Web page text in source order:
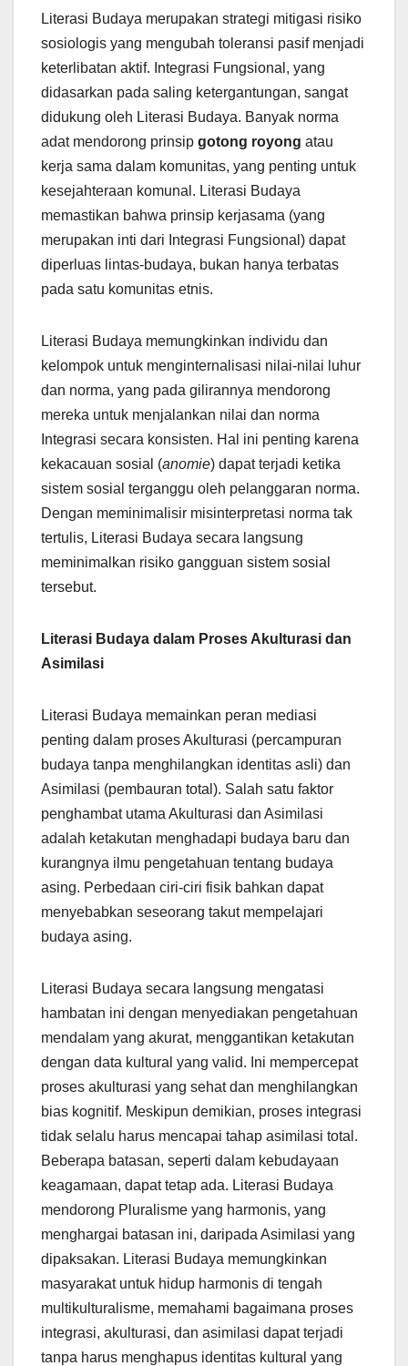
Literasi Budaya merupakan strategi mitigasi risiko
sosiologis yang mengubah toleransi pasif menjadi
keterlibatan aktif. Integrasi Fungsional, yang
didasarkan pada saling ketergantungan, sangat
didukung oleh Literasi Budaya. Banyak norma
adat mendorong prinsip gotong royong atau
kerja sama dalam komunitas, yang penting untuk
kesejahteraan komunal. Literasi Budaya
memastikan bahwa prinsip kerjasama (yang
merupakan inti dari Integrasi Fungsional) dapat
diperluas lintas-budaya, bukan hanya terbatas
pada satu komunitas etnis.
Literasi Budaya memungkinkan individu dan
kelompok untuk menginternalisasi nilai-nilai luhur
dan norma, yang pada gilirannya mendorong
mereka untuk menjalankan nilai dan norma
Integrasi secara konsisten. Hal ini penting karena
kekacauan sosial (anomie) dapat terjadi ketika
sistem sosial terganggu oleh pelanggaran norma.
Dengan meminimalisir misinterpretasi norma tak
tertulis, Literasi Budaya secara langsung
meminimalkan risiko gangguan sistem sosial
tersebut.
Literasi Budaya dalam Proses Akulturasi dan
Asimilasi
Literasi Budaya memainkan peran mediasi
penting dalam proses Akulturasi (percampuran
budaya tanpa menghilangkan identitas asli) dan
Asimilasi (pembauran total). Salah satu faktor
penghambat utama Akulturasi dan Asimilasi
adalah ketakutan menghadapi budaya baru dan
kurangnya ilmu pengetahuan tentang budaya
asing. Perbedaan ciri-ciri fisik bahkan dapat
menyebabkan seseorang takut mempelajari
budaya asing.
Literasi Budaya secara langsung mengatasi
hambatan ini dengan menyediakan pengetahuan
mendalam yang akurat, menggantikan ketakutan
dengan data kultural yang valid. Ini mempercepat
proses akulturasi yang sehat dan menghilangkan
bias kognitif. Meskipun demikian, proses integrasi
tidak selalu harus mencapai tahap asimilasi total.
Beberapa batasan, seperti dalam kebudayaan
keagamaan, dapat tetap ada. Literasi Budaya
mendorong Pluralisme yang harmonis, yang
menghargai batasan ini, daripada Asimilasi yang
dipaksakan. Literasi Budaya memungkinkan
masyarakat untuk hidup harmonis di tengah
multikulturalisme, memahami bagaimana proses
integrasi, akulturasi, dan asimilasi dapat terjadi
tanpa harus menghapus identitas kultural yang